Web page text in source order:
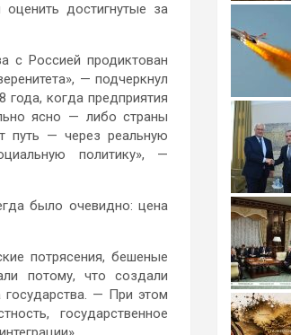
достигнутые за
с Россией продиктован
— подчеркнул
года, когда предприятия
ясно — либо страны
путь — через реальную
политику», —
было очевидно: цена
потрясения, бешеные
потому, что создали
— При этом
государственное